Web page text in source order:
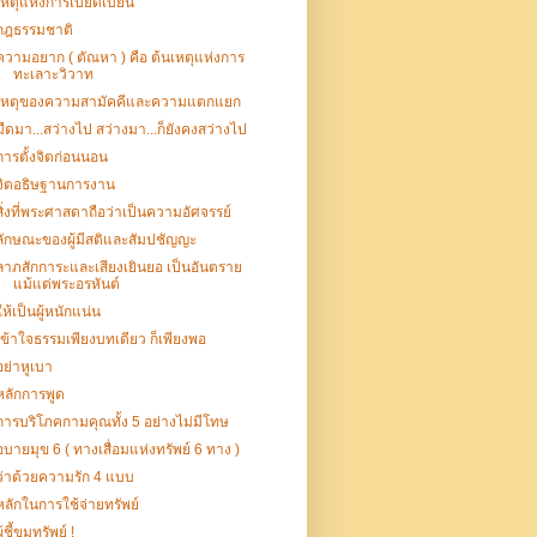
ฎธรรมชาติ
วามอยาก ( ตัณหา ) คือ ต้นเหตุแห่งการ
ทะเลาะวิวาท
หตุของความสามัคคีและความแตกแยก
ดมา...สว่างไป สว่างมา...ก็ยังคงสว่างไป
ารตั้งจิตก่อนนอน
ตอธิษฐานการงาน
งที่พระศาสดาถือว่าเป็นความอัศจรรย์
กษณะของผู้มีสติและสัมปชัญญะ
าภสักการะและเสียงเยินยอ เป็นอันตราย
แม้แต่พระอรหันต์
ห้เป็นผู้หนักแน่น
ข้าใจธรรมเพียงบทเดียว ก็เพียงพอ
ย่าหูเบา
ลักการพูด
ารบริโภคกามคุณทั้ง 5 อย่างไม่มีโทษ
บายมุข 6 ( ทางเสื่อมแห่งทรัพย์ 6 ทาง )
าด้วยความรัก 4 แบบ
ลักในการใช้จ่ายทรัพย์
ชี้ขุมทรัพย์ !